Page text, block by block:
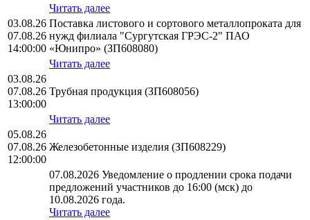
Читать далее
03.08.26
07.08.26
14:00:00
Поставка листового и сортового металлопроката для
нужд филиала "Сургутская ГРЭС-2" ПАО
«Юнипро» (ЗП608080)
Читать далее
03.08.26
07.08.26
13:00:00
Трубная продукция (ЗП608056)
Читать далее
05.08.26
07.08.26
12:00:00
Железобетонные изделия (ЗП608229)
07.08.2026 Уведомление о продлении срока подачи
предложений участников до 16:00 (мск) до
10.08.2026 года.
Читать далее